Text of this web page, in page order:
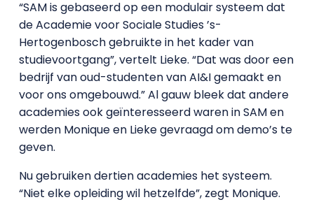
“SAM is gebaseerd op een modulair systeem dat
de Academie voor Sociale Studies ’s-
Hertogenbosch gebruikte in het kader van
studievoortgang”, vertelt Lieke. “Dat was door een
bedrijf van oud-studenten van AI&I gemaakt en
voor ons omgebouwd.” Al gauw bleek dat andere
academies ook geïnteresseerd waren in SAM en
werden Monique en Lieke gevraagd om demo’s te
geven.
Nu gebruiken dertien academies het systeem.
“Niet elke opleiding wil hetzelfde”, zegt Monique.